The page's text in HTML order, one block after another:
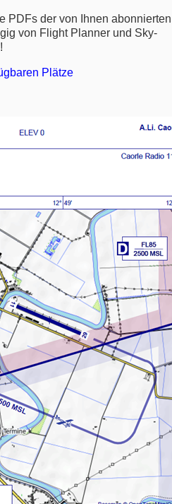
PDFs der von Ihnen abonnierten
von Flight Planner und Sky-
Plätze